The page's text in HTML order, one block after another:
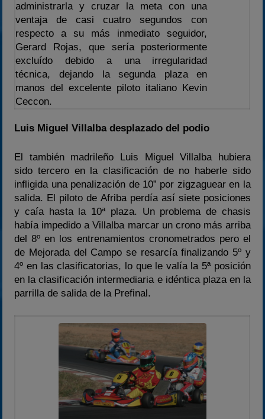
administrarla y cruzar la meta con una
ventaja de casi cuatro segundos con
respecto a su más inmediato seguidor,
Gerard Rojas, que sería posteriormente
excluído debido a una irregularidad
técnica, dejando la segunda plaza en
manos del excelente piloto italiano Kevin
Ceccon.
Luis Miguel Villalba desplazado del podio
El también madrileño Luis Miguel Villalba hubiera
sido tercero en la clasificación de no haberle sido
infligida una penalización de 10” por zigzaguear en la
salida. El piloto de Afriba perdía así siete posiciones
y caía hasta la 10ª plaza. Un problema de chasis
había impedido a Villalba marcar un crono más arriba
del 8º en los entrenamientos cronometrados pero el
de Mejorada del Campo se resarcía finalizando 5º y
4º en las clasificatorias, lo que le valía la 5ª posición
en la clasificación intermediaria e idéntica plaza en la
parrilla de salida de la Prefinal.